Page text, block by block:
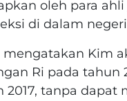
oleh para ahli
di dalam
mengatakan Kim
Ri pada tahun
2017, tanpa dapat